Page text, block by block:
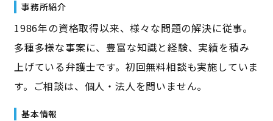
事務所紹介
1986年の資格取得以来、様々な問題の解決に従事。
多種多様な事案に、豊富な知識と経験、実績を積み
上げている弁護士です。初回無料相談も実施していま
す。ご相談は、個人・法人を問いません。
基本情報